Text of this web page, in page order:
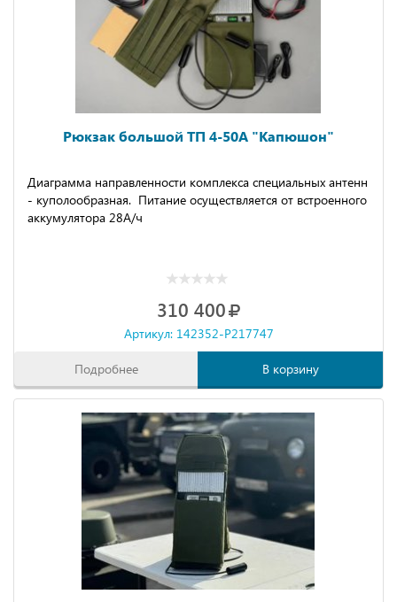
Рюкзак большой ТП 4-50А "Капюшон"
Диаграмма направленности комплекса специальных антенн
- куполообразная. Питание осуществляется от встроенного
аккумулятора 28А/ч
310 400
Артикул: 142352-P217747
Подробнее В корзину